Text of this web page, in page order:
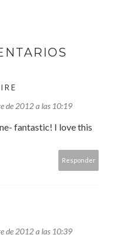
de 2012 a las 10:19
fantastic! I love this
Responder
de 2012 a las 10:39